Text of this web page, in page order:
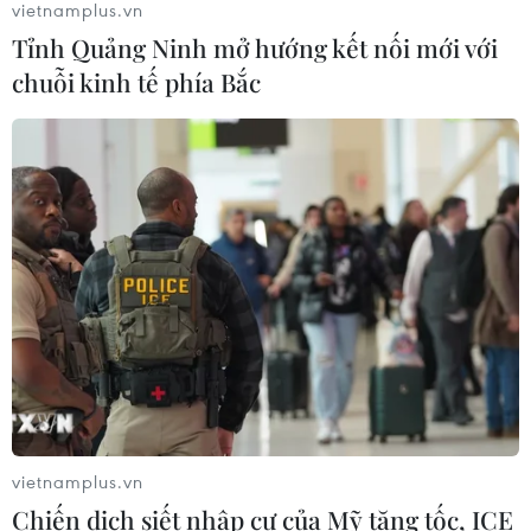
Làn sóng người Israel di cư ra nước
ngoài vẫn ở mức kỷ lục
03/08/2026 11:32
Xem thêm
CƠ QUAN CHỦ QUẢN: THÔNG TẤN XÃ VIỆT NAM
Tổng Biên tập: TRẦN TIẾN DUẨN
Phó Tổng Biên tập: NGUYỄN THỊ TÁM, KHÚC THANH
THỦY
vietnamplus.vn
Tỉnh Quảng Ninh mở hướng kết nối mới với
chuỗi kinh tế phía Bắc
vietnamplus.vn
Chiến dịch siết nhập cư của Mỹ tăng tốc, ICE